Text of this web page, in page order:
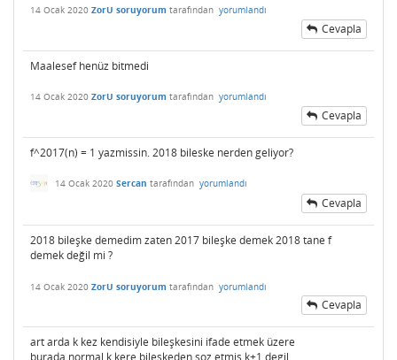
14 Ocak 2020 ZorU soruyorum tarafından yorumlandı
Cevapla
Maalesef henüz bitmedi
14 Ocak 2020 ZorU soruyorum tarafından yorumlandı
Cevapla
f^2017(n) = 1 yazmissin. 2018 bileske nerden geliyor?
14 Ocak 2020 Sercan tarafından yorumlandı
Cevapla
2018 bileşke demedim zaten 2017 bileşke demek 2018 tane f
demek değil mi ?
14 Ocak 2020 ZorU soruyorum tarafından yorumlandı
Cevapla
art arda k kez kendisiyle bileşkesini ifade etmek üzere